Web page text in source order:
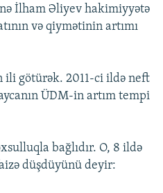
İlham Əliyev hakimiyyətə
və qiymətinin artımı
ili götürək. 2011-ci ildə neft
ÜDM-in artım tempi
bağlıdır. O, 8 ildə
düşdüyünü deyir: